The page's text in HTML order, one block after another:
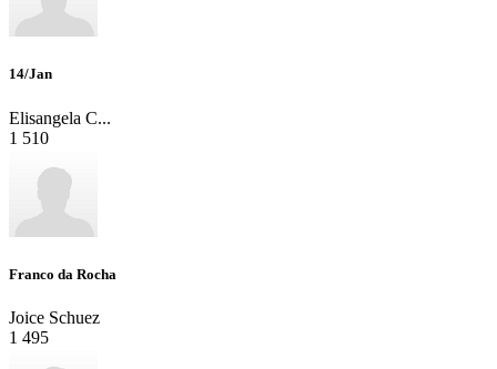
14/Jan
Elisangela C...
1 510
Franco da Rocha
Joice Schuez
1 495